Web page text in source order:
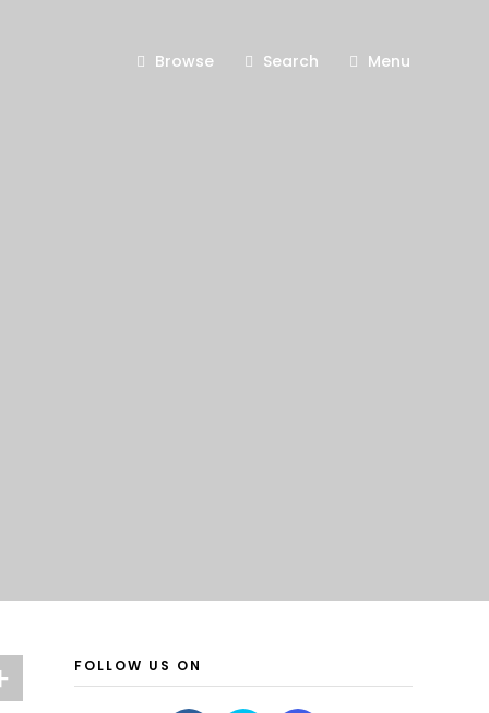
Browse Search Menu
FOLLOW US ON